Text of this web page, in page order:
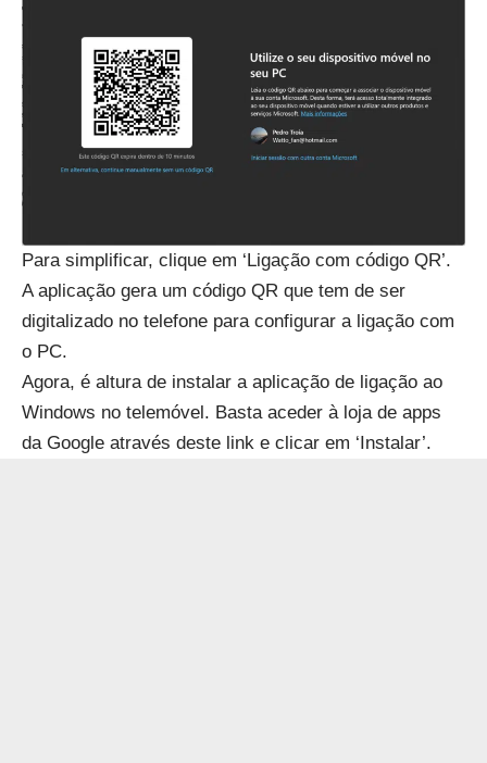
Para simplificar, clique em ‘Ligação com código QR’.
A aplicação gera um código QR que tem de ser
digitalizado no telefone para configurar a ligação com
o PC.
Agora, é altura de instalar a aplicação de ligação ao
Windows no telemóvel. Basta aceder à loja de apps
da Google através deste link e clicar em ‘Instalar’.